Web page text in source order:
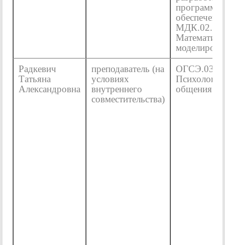
МДК.02.03
Радкевич
Татьяна
Александровна
преподаватель (на
условиях
внутреннего
совместительства)
ОГСЭ.03
Психология
общения